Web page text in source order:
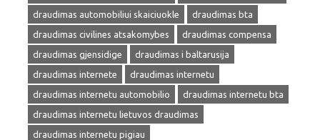
draudimas automobiliui skaiciuokle
draudimas bta
draudimas civilines atsakomybes
draudimas compensa
draudimas gjensidige
draudimas i baltarusija
draudimas internete
draudimas internetu
draudimas internetu automobilio
draudimas internetu bta
draudimas internetu lietuvos draudimas
draudimas internetu pigiau